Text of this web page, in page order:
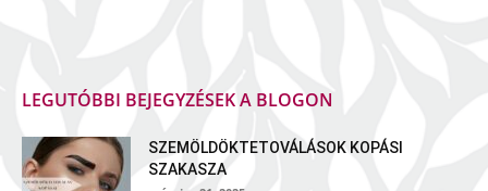
LEGUTÓBBI BEJEGYZÉSEK A BLOGON
SZEMÖLDÖKTETOVÁLÁSOK KOPÁSI
SZAKASZA